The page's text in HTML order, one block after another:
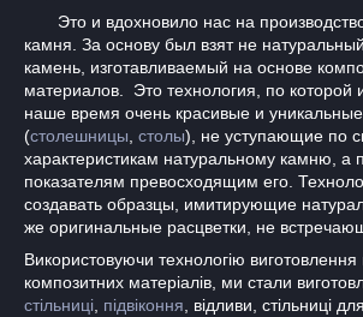
Это и вдохновило нас на
камня. За основу был взят не
камень, изготавливаемый на основе
материалов. Это технология, по которой
наше время очень красивые и
(столешницы столы), не уступающие по
характеристикам натуральному камню, а
показателям превосходящим его.
создавать образцы, имитирующие
же оригинальные расцветки, не
Використовуючи технологію виготовлення
композитних матеріалів, ми стали
стільниці підвіконня , відливи, стільниці